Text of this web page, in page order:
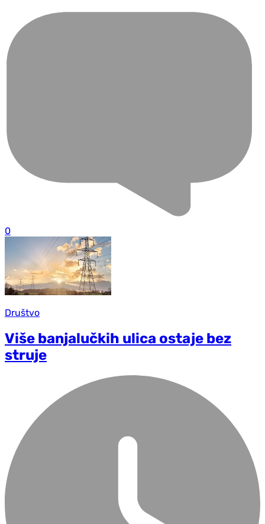
0
Društvo
Više banjalučkih ulica ostaje bez
struje